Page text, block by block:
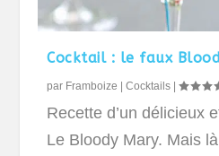
Cocktail : le faux
par Framboize |Cocktails |
Recette d’un délicieux
Le Bloody Mary. Mais